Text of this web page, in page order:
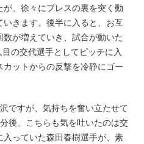
、徐々にプレスの裏を突く動
きます。後半に入ると、お互
が増えていき、試合が動いた
の交代選手としてピッチに入
ットからの反撃を冷静にゴー
ですが、気持ちを奮い立たせて
後、こちらも気を吐いたのは交
っていた森田春樹選手が、素